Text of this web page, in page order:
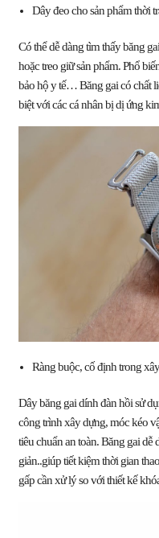
Dây đeo cho sản phẩm thời
Có thể dễ dàng tìm thấy băng
hoặc treo giữ sản phẩm. Phổ
bảo hộ y tế… Băng gai có chất
biệt với các cá nhân bị dị ứng
Ràng buộc, cố định trong
Dây băng gai dính đàn hồi sử
công trình xây dựng, móc kéo
tiêu chuẩn an toàn. Băng gai dễ
giản..giúp tiết kiệm thời gian
gấp cần xử lý so với thiết kế